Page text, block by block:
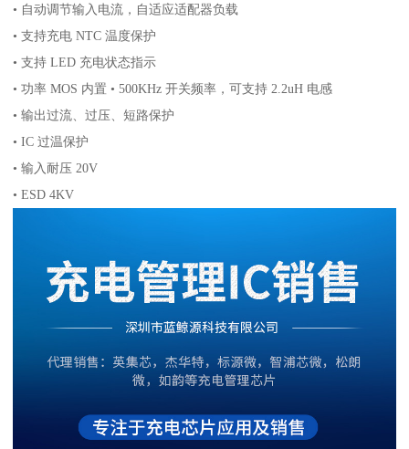
• 自动调节输入电流，自适应适配器负载
• 支持充电 NTC 温度保护
• 支持 LED 充电状态指示
• 功率 MOS 内置 • 500KHz 开关频率，可支持 2.2uH 电感
• 输出过流、过压、短路保护
• IC 过温保护
• 输入耐压 20V
• ESD 4KV